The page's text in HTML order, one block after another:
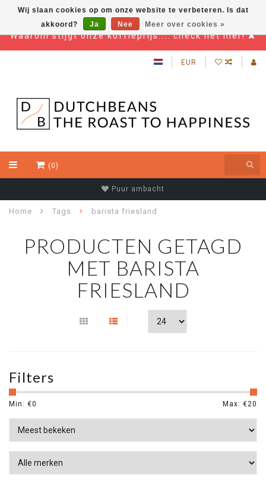
Waarom stijgt onze koffieprijs.... check het hier!
EUR
(0)
Puur ambacht
Home Tags barista friesland
PRODUCTEN GETAGD
MET BARISTA
FRIESLAND
Filters
Min: €0 Max: €20
Wij slaan cookies op om onze website te verbeteren. Is dat
akkoord?
Ja Nee Meer over cookies »